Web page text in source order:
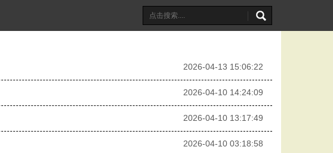
2026-04-13 15:06:22
2026-04-10 14:24:09
2026-04-10 13:17:49
2026-04-10 03:18:58